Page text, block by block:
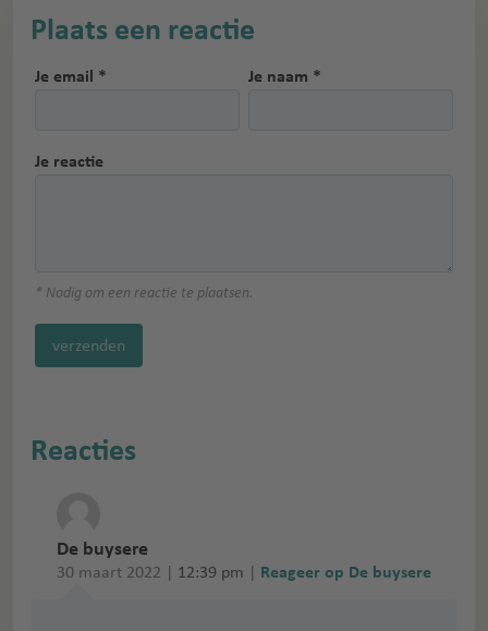
Plaats een reactie
Je email * Je naam *
Je reactie
* Nodig om een reactie te plaatsen.
verzenden
Reacties
De buysere
30 maart 2022 | 12:39 pm Reageer op De buysere